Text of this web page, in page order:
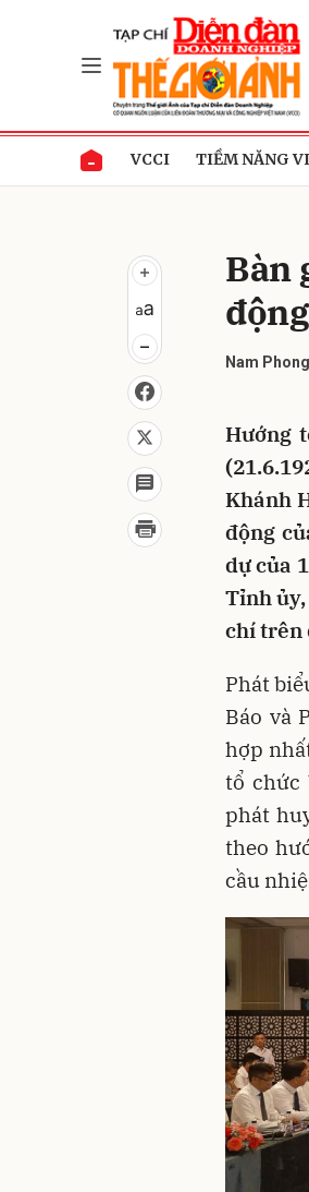
VCCI TIỀM NĂNG
Bàn
Nam
Hướng
Khánh
động
dự của
Tỉnh
chí trên
Phát
Báo và
hợp
tổ chức
phát
theo
cầu